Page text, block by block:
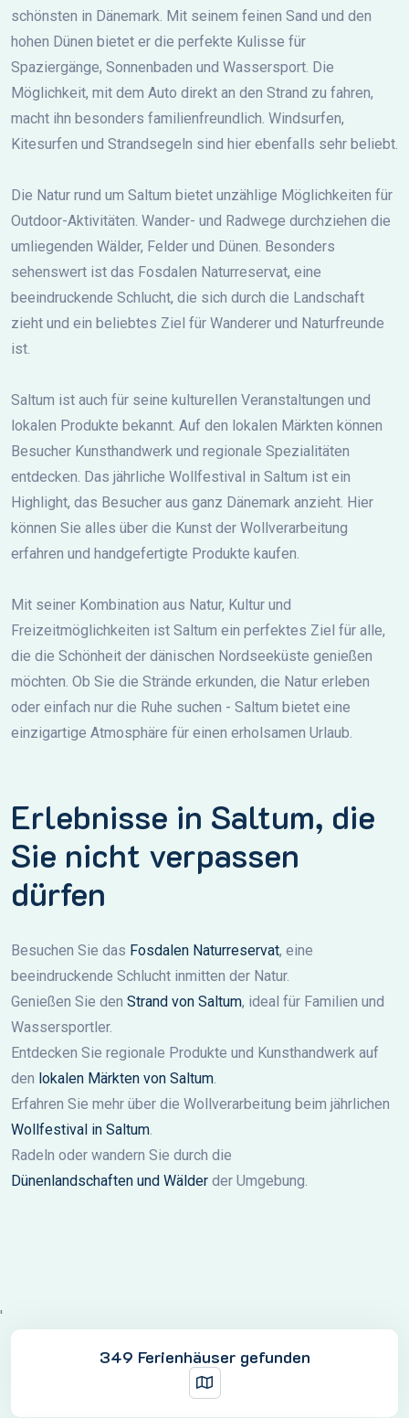
schönsten in Dänemark. Mit seinem feinen Sand und den
hohen Dünen bietet er die perfekte Kulisse für
Spaziergänge, Sonnenbaden und Wassersport. Die
Möglichkeit, mit dem Auto direkt an den Strand zu fahren,
macht ihn besonders familienfreundlich. Windsurfen,
Kitesurfen und Strandsegeln sind hier ebenfalls sehr beliebt.
Die Natur rund um Saltum bietet unzählige Möglichkeiten für
Outdoor-Aktivitäten. Wander- und Radwege durchziehen die
umliegenden Wälder, Felder und Dünen. Besonders
sehenswert ist das Fosdalen Naturreservat, eine
beeindruckende Schlucht, die sich durch die Landschaft
zieht und ein beliebtes Ziel für Wanderer und Naturfreunde
ist.
Saltum ist auch für seine kulturellen Veranstaltungen und
lokalen Produkte bekannt. Auf den lokalen Märkten können
Besucher Kunsthandwerk und regionale Spezialitäten
entdecken. Das jährliche Wollfestival in Saltum ist ein
Highlight, das Besucher aus ganz Dänemark anzieht. Hier
können Sie alles über die Kunst der Wollverarbeitung
erfahren und handgefertigte Produkte kaufen.
Mit seiner Kombination aus Natur, Kultur und
Freizeitmöglichkeiten ist Saltum ein perfektes Ziel für alle,
die die Schönheit der dänischen Nordseeküste genießen
möchten. Ob Sie die Strände erkunden, die Natur erleben
oder einfach nur die Ruhe suchen - Saltum bietet eine
einzigartige Atmosphäre für einen erholsamen Urlaub.
Erlebnisse in Saltum, die
Sie nicht verpassen
dürfen
Besuchen Sie das Fosdalen Naturreservat, eine
beeindruckende Schlucht inmitten der Natur.
Genießen Sie den Strand von Saltum, ideal für Familien und
Wassersportler.
Entdecken Sie regionale Produkte und Kunsthandwerk auf
den lokalen Märkten von Saltum.
Erfahren Sie mehr über die Wollverarbeitung beim jährlichen
Wollfestival in Saltum.
Radeln oder wandern Sie durch die
Dünenlandschaften und Wälder der Umgebung.
'
349 Ferienhäuser gefunden